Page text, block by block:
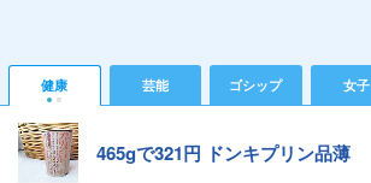
健康 芸能 ゴシップ 女子
465gで321円 ドンキプリン品薄